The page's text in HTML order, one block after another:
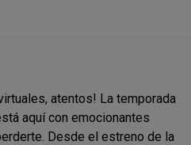
atentos! La temporada
aquí con emocionantes
Desde el estreno de la